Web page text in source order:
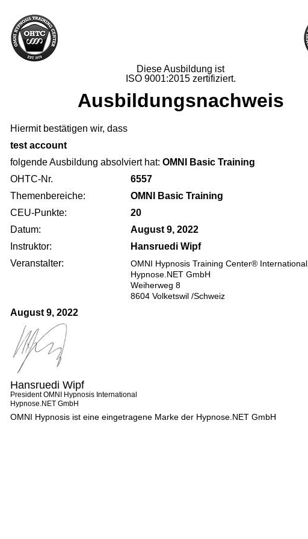
Diese Ausbildung ist
ISO 9001:2015 zertifiziert.
Ausbildungsnachweis
Hiermit bestätigen wir, dass
test account
folgende Ausbildung absolviert hat: OMNI Basic Training
OHTC-Nr.
6557
Themenbereiche:
OMNI Basic Training
CEU-Punkte:
20
Datum:
August 9, 2022
Instruktor:
Hansruedi Wipf
Veranstalter:
OMNI Hypnosis Training Center® International
Hypnose.NET GmbH
Weiherweg 8
8604 Volketswil /Schweiz
August 9, 2022
Hansruedi Wipf
President OMNI Hypnosis International
Hypnose.NET GmbH
OMNI Hypnosis ist eine eingetragene Marke der Hypnose.NET GmbH